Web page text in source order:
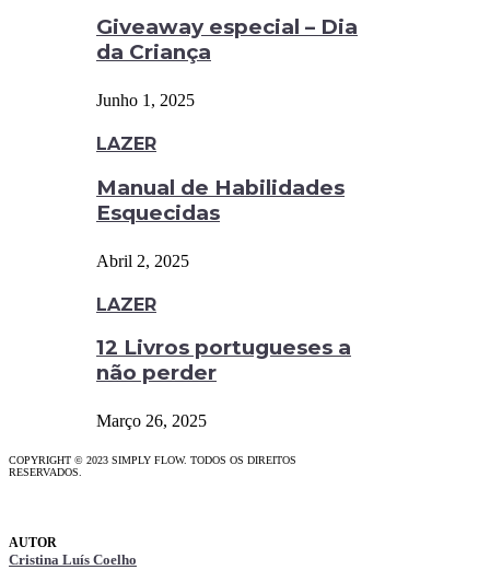
Giveaway especial – Dia
da Criança
Junho 1, 2025
LAZER
Manual de Habilidades
Esquecidas
Abril 2, 2025
LAZER
12 Livros portugueses a
não perder
Março 26, 2025
COPYRIGHT © 2023 SIMPLY FLOW. TODOS OS DIREITOS
RESERVADOS.
Cristina Luís Coelho